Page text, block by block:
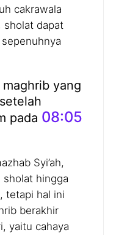
cakrawala
sholat dapat
yang
pada 08:05
Syi’ah,
sholat hingga
tetapi hal ini
berakhir
yaitu cahaya